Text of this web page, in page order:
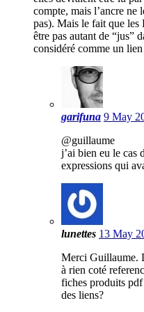
compte, mais l’ancre ne
pas). Mais le fait que les
être pas autant de “jus”
considéré comme un
garifuna 9 May
@guillaume
j’ai bien eu le cas
expressions qui
lunettes 13 May
Merci Guillaume.
à rien coté
fiches produits pdf
des liens?